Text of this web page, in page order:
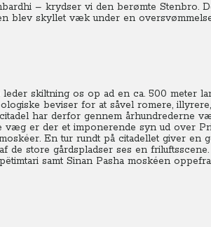
– krydser vi den berømte Stenbro.
blev skyllet væk under en
skiltning os op ad en ca. 500 meter
beviser for at såvel romere,
har derfor gennem århundrederne
væg er der et imponerende syn ud over
En tur rundt på citadellet giver en
de store gårdspladser ses en
samt Sinan Pasha moskéen